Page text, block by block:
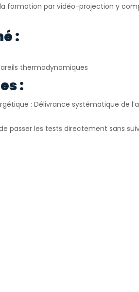
formation par vidéo-projection y
:
thermodynamiques
:
: Délivrance systématique de
passer les tests directement sans